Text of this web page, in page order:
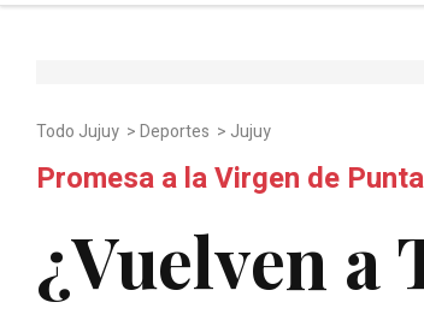
Todo Jujuy >Deportes > Jujuy
Promesa a la Virgen de
¿Vuelven a